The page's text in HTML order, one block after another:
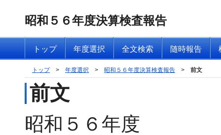
昭和５６年度決算検査報告
トップ 年度選択 全文検索 随時報告
トップ > 年度選択 > 昭和５６年度決算検査報告 > 前文
前文
昭和５６年度